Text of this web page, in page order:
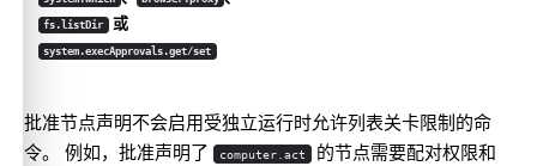
fs.listDir 或
system.execApprovals.get/set
批准节点声明不会启用受独立运行时允许列表关卡限制的命
令。 例如，批准声明了
computer.act 的节点需要配对权限和